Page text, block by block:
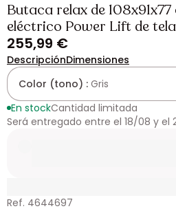
Butaca relax de
eléctrico Power Lift de
255,99 €
DescripciónDimensiones
Color (tono) : Gris
En stockCantidad limitada
Será entregado entre el 18/08 y el
Ref. 4644697